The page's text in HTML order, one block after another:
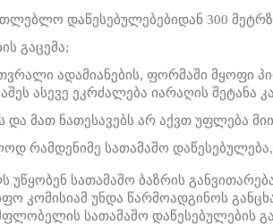
დაწესებულებებიდან 300
გაცემა;
ადამიანების, ფორმაში მყოფი
ასევე ეკრძალება იარაღის შეტანა
მათ ნათესავებს არ აქვთ უფლება
რამდენიმე სათამაშო
სათამაშო ბაზრის
კომისიამ უნდა წარმოადგინოს
სათამაშო დაწესებულების